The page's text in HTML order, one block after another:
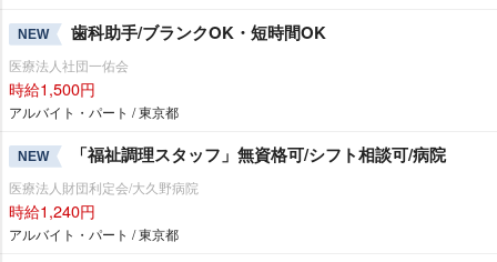
NEW 歯科助手/ブランクOK・短時間OK
医療法人社団一佑会
時給1,500円
アルバイト・パート / 東京都
NEW 「福祉調理スタッフ」無資格可/シフト相談可/病院
医療法人財団利定会/大久野病院
時給1,240円
アルバイト・パート / 東京都